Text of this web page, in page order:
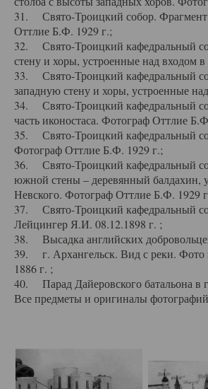
31. Свято-Троицкий собор. Фрагмент
Оттлие Б.Ф. 1929 г.;
32. Свято-Троицкий кафедральный
стену и хоры, устроенные над входом
33. Свято-Троицкий кафедральный
западную стену и хоры, устроенные
34. Свято-Троицкий кафедральный
часть иконостаса. Фотограф Оттлие
35. Свято-Троицкий кафедральный
Фотограф Оттлие Б.Ф. 1929 г.;
36. Свято-Троицкий кафедральный
южной стены – деревянный балдахин,
Невского. Фотограф Оттлие Б.Ф. 1929
37. Свято-Троицкий кафедральный
Лейцингер Я.И. 08.12.1898 г. ;
38. Высадка английских
39. г. Архангельск. Вид с реки. Фото
1886 г. ;
40. Парад Дайеровского батальона в
Все предметы и оригиналы фотографий